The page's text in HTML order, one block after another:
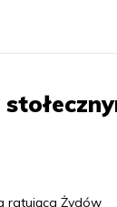
ratująca Żydów